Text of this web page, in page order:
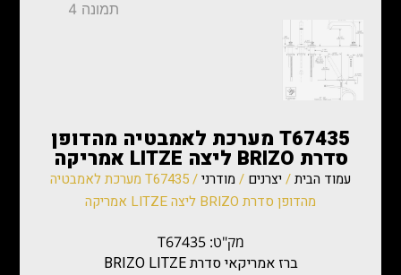
T67435 מערכת לאמבטיה מהדופן
סדרת BRIZO ליצה LITZE אמריקה
עמוד הבית/ יצרנים / מודרני
/ T67435 מערכת לאמבטיה
מהדופן סדרת BRIZO ליצה LITZE אמריקה
מק"ט: T67435
ברז אמריקאי סדרת BRIZO LITZE